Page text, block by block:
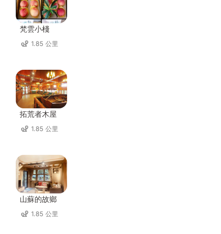
梵雲小棧
1.85 公里
拓荒者木屋
1.85 公里
山蘇的故鄉
1.85 公里